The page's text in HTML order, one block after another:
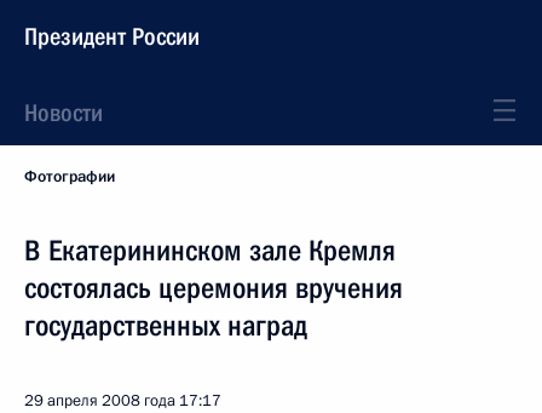
Президент России
Новости
Фотографии
В Екатерининском зале Кремля
состоялась церемония вручения
государственных наград
29 апреля 2008 года 17:17